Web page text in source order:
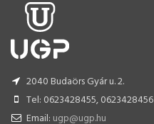
2040 Budaörs Gyár u. 2.
Tel: 0623428455, 0623428456
Email: ugp@ugp.hu